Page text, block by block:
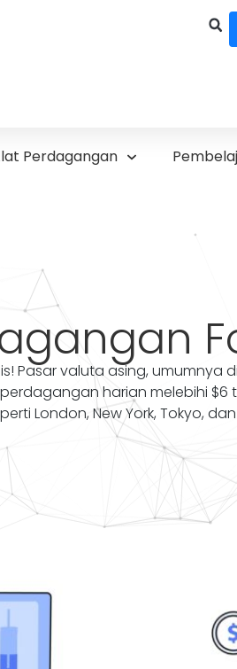
Perdagangan
Pasar valuta asing, umumnya
harian melebihi $6
London, New York, Tokyo,